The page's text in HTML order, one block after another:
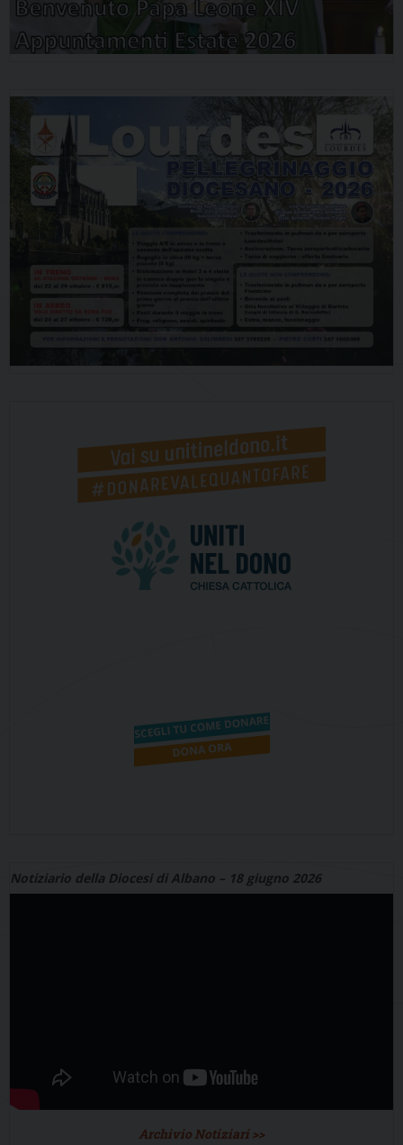
Notiziario della Diocesi di Albano – 18 giugno 2026
Archivio Notiziari >>